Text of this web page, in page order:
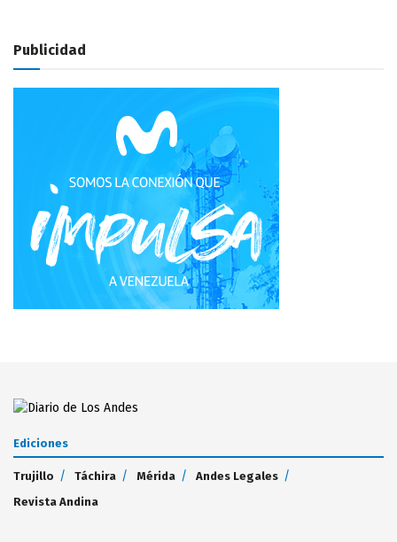
Publicidad
Ediciones
Trujillo Táchira Mérida
Andes Legales
Revista Andina